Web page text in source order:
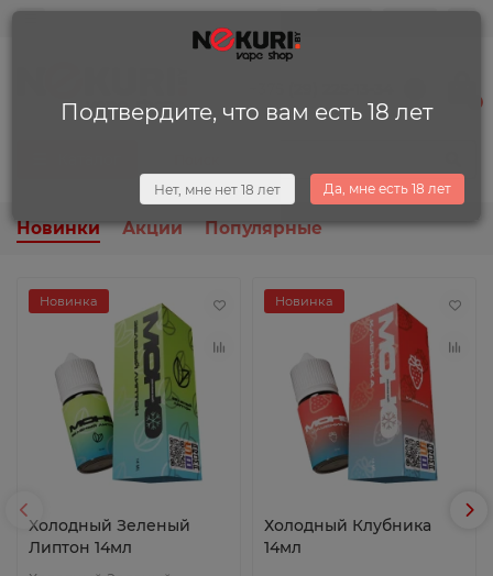
Новинки Акции Популярные
Новинка
Холодный Зеленый
Липтон 14мл
Новинка
Холодный Клубника
14мл
Подтвердите, что вам есть 18 лет
Нет, мне нет 18 лет Да, мне есть 18 лет